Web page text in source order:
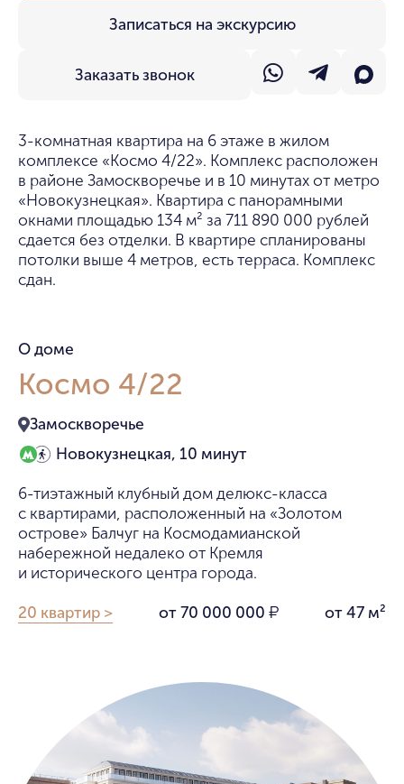
Заказать звонок
Записаться на экскурсию
3-комнатная квартира на 6 этаже в жилом
комплексе «Космо 4/22». Комплекс расположен
в районе Замоскворечье и в 10 минутах от метро
«Новокузнецкая». Квартира с панорамными
окнами площадью 134 м² за 711 890 000 рублей
сдается без отделки. В квартире спланированы
потолки выше 4 метров, есть терраса. Комплекс
сдан.
О доме
Космо 4/22
Замоскворечье
Новокузнецкая, 10 минут
6-тиэтажный клубный дом делюкс-класса
с квартирами, расположенный на «Золотом
острове» Балчуг на Космодамианской
набережной недалеко от Кремля
и исторического центра города.
20 квартир > от 70 000 000 ₽ от 47 м²